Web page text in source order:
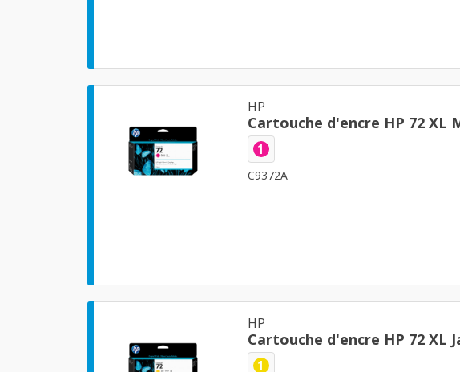
HP
Cartouche d'encre HP 72 XL
1
C9372A
HP
Cartouche d'encre HP 72 XL
1